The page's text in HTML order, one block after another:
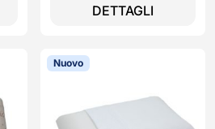
DETTAGLI
Nuovo